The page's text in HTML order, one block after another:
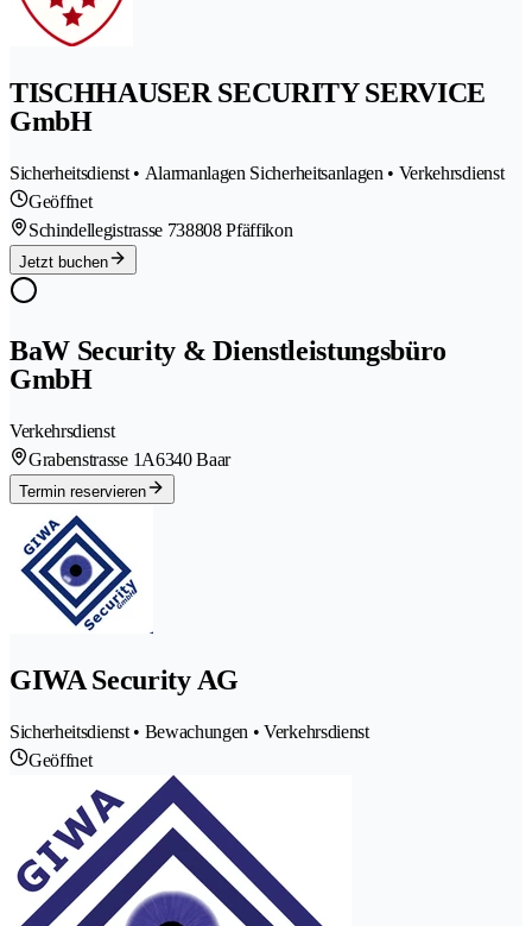
TISCHHAUSER SECURITY SERVICE
GmbH
Sicherheitsdienst • Alarmanlagen Sicherheitsanlagen • Verkehrsdienst
Geöffnet
Schindellegistrasse 738808 Pfäffikon
Jetzt buchen
BaW Security & Dienstleistungsbüro
GmbH
Verkehrsdienst
Grabenstrasse 1A6340 Baar
Termin reservieren
GIWA Security AG
Sicherheitsdienst • Bewachungen • Verkehrsdienst
Geöffnet